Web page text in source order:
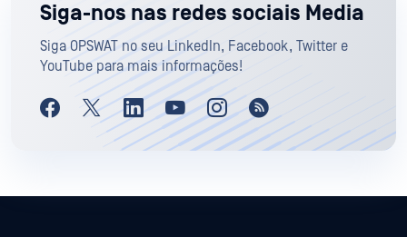
Siga-nos nas redes sociais Media
Siga OPSWAT no seu LinkedIn, Facebook, Twitter e
YouTube para mais informações!